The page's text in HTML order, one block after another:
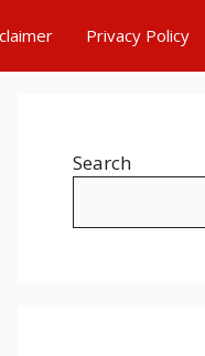
Privacy Policy
Search